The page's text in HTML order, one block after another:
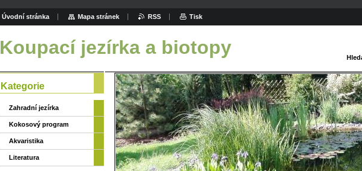
Koupací jezírka a biotopy
Kategorie
Zahradní jezírka
Kokosový program
Akvaristika
Literatura
Úvodní stránka Mapa stránek RSS Tisk